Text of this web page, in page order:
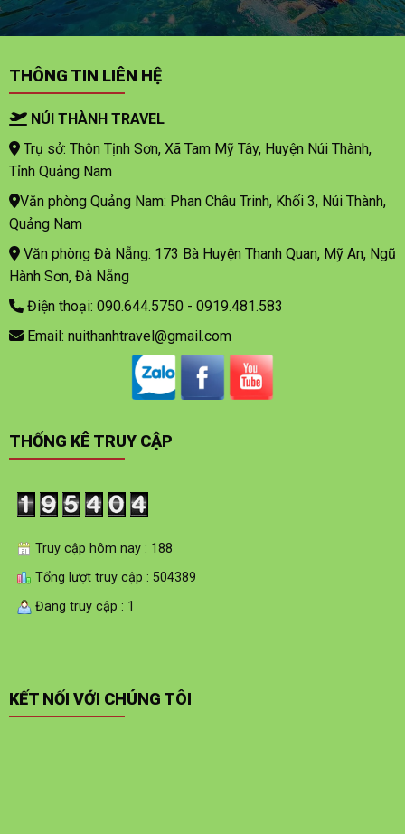
THÔNG TIN LIÊN HỆ
NÚI THÀNH TRAVEL
Trụ sở: Thôn Tịnh Sơn, Xã Tam Mỹ Tây, Huyện Núi Thành,
Tỉnh Quảng Nam
Văn phòng Quảng Nam: Phan Châu Trinh, Khối 3, Núi Thành,
Quảng Nam
Văn phòng Đà Nẵng: 173 Bà Huyện Thanh Quan, Mỹ An, Ngũ
Hành Sơn, Đà Nẵng
Điện thoại: 090.644.5750 - 0919.481.583
Email: nuithanhtravel@gmail.com
THỐNG KÊ TRUY CẬP
Truy cập hôm nay : 188
Tổng lượt truy cập : 504389
Đang truy cập : 1
KẾT NỐI VỚI CHÚNG TÔI